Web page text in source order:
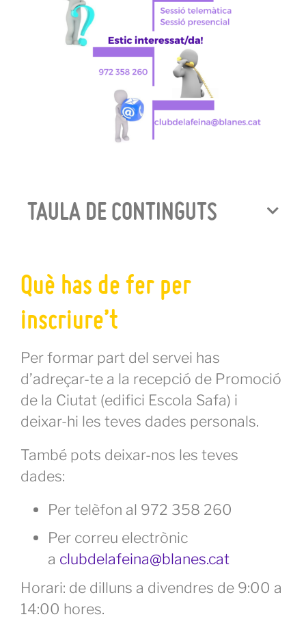
TAULA DE CONTINGUTS
Què has de fer per
inscriure’t
Per formar part del servei has
d’adreçar-te a la recepció de Promoció
de la Ciutat (edifici Escola Safa) i
deixar-hi les teves dades personals.
També pots deixar-nos les teves
dades:
Per telèfon al 972 358 260
Per correu electrònic
a clubdelafeina@blanes.cat
Horari: de dilluns a divendres de 9:00 a
14:00 hores.